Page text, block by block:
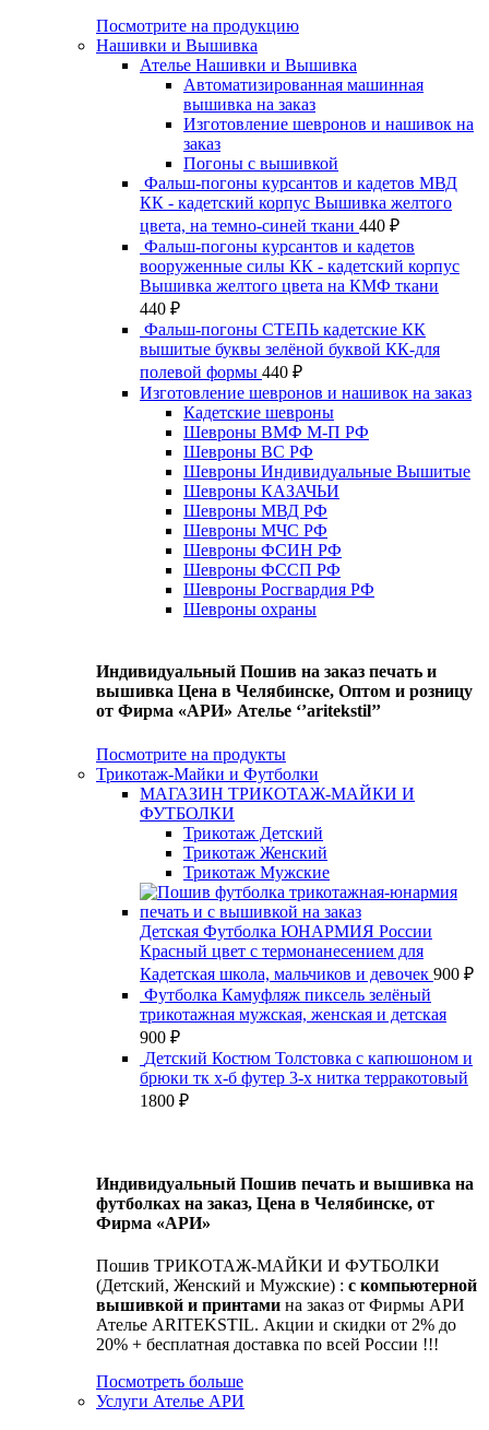
Посмотрите на продукцию
Нашивки и Вышивка
Ателье Нашивки и Вышивка
Автоматизированная машинная
вышивка на заказ
Изготовление шевронов и нашивок на
заказ
Погоны с вышивкой
Фальш-погоны курсантов и кадетов МВД
КК - кадетский корпус Вышивка желтого
цвета, на темно-синей ткани 440 ₽
Фальш-погоны курсантов и кадетов
вооруженные силы КК - кадетский корпус
Вышивка желтого цвета на КМФ ткани
440 ₽
Фальш-погоны СТЕПЬ кадетские КК
вышитые буквы зелёной буквой КК-для
полевой формы 440 ₽
Изготовление шевронов и нашивок на заказ
Кадетские шевроны
Шевроны ВМФ М-П РФ
Шевроны ВС РФ
Шевроны Индивидуальные Вышитые
Шевроны КАЗАЧЬИ
Шевроны МВД РФ
Шевроны МЧС РФ
Шевроны ФСИН РФ
Шевроны ФССП РФ
Шевроны Росгвардия РФ
Шевроны охраны
Индивидуальный Пошив на заказ печать и
вышивка Цена в Челябинске, Оптом и розницу
от Фирма «АРИ» Ателье ‘’aritekstil’’
Посмотрите на продукты
Трикотаж-Майки и Футболки
МАГАЗИН ТРИКОТАЖ-МАЙКИ И
ФУТБОЛКИ
Трикотаж Детский
Трикотаж Женский
Трикотаж Мужские
Детская Футболка ЮНАРМИЯ России
Красный цвет с термонанесением для
Кадетская школа, мальчиков и девочек 900 ₽
Футболка Камуфляж пиксель зелёный
трикотажная мужская, женская и детская
900 ₽
Детский Костюм Толстовка с капюшоном и
брюки тк х-б футер 3-х нитка терракотовый
1800 ₽
Индивидуальный Пошив печать и вышивка на
футболках на заказ, Цена в Челябинске, от
Фирма «АРИ»
Пошив ТРИКОТАЖ-МАЙКИ И ФУТБОЛКИ
(Детский, Женский и Мужские) : с компьютерной
вышивкой и принтами на заказ от Фирмы АРИ
Ателье ARITEKSTIL. Акции и скидки от 2% до
20% + бесплатная доставка по всей России !!!
Посмотреть больше
Услуги Ателье АРИ